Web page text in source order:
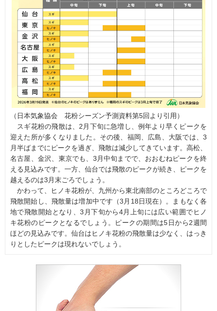
（日本気象協会 花粉シーズン予測資料第5回より引用）
スギ花粉の飛散は、2月下旬に急増し、例年より早くピークを
迎えた所が多くなりました。その後、福岡、広島、大阪では、3
月半ばまでにピークを過ぎ、飛散は減少してきています。高松、
名古屋、金沢、東京でも、3月中旬までで、おおむねピークを終
える見込みです。一方、仙台では飛散のピークが続き、ピークを
越えるのは3月末ごろでしょう。
かわって、ヒノキ花粉が、九州から東北南部のところどころで
飛散開始し、飛散量は増加中です（3月18日現在）。まもなく各
地で飛散開始となり、3月下旬から4月上旬には広い範囲でヒノ
キ花粉のピークとなるでしょう。ピークの期間は5日から2週間
ほどの見込みです。仙台はヒノキ花粉の飛散量は少なく、はっき
りとしたピークは現れないでしょう。